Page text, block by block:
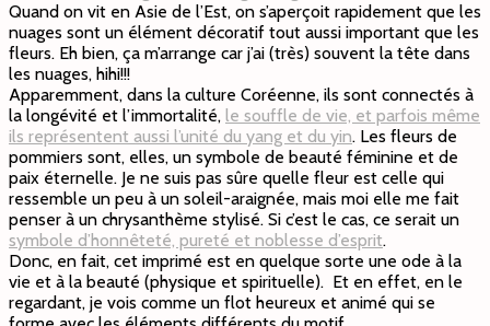
Quand on vit en Asie de l’Est, on s’aperçoit rapidement que les
nuages sont un élément décoratif tout aussi important que les
fleurs. Eh bien, ça m’arrange car j’ai (très) souvent la tête dans
les nuages, hihi!!!
Apparemment, dans la culture Coréenne, ils sont connectés à
la longévité et l’immortalité, le souffle de vie, et parfois même
ils représentent aussi l’unité du yang et du yin. Les fleurs de
pommiers sont, elles, un symbole de beauté féminine et de
paix éternelle. Je ne suis pas sûre quelle fleur est celle qui
ressemble un peu à un soleil-araignée, mais moi elle me fait
penser à un chrysanthème stylisé. Si c’est le cas, ce serait un
symbole d’honnêteté, pureté et noblesse d’esprit.
Donc, en fait, cet imprimé est en quelque sorte une ode à la
vie et à la beauté (physique et spirituelle). Et en effet, en le
regardant, je vois comme un flot heureux et animé qui se